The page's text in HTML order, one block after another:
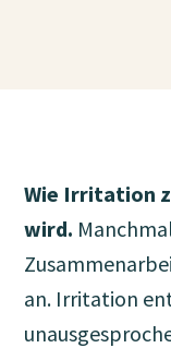
Wie Irritation
wird.
an. Irritation